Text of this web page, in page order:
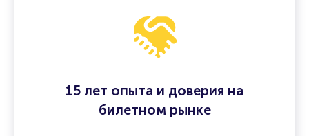
15 лет опыта и доверия на
билетном рынке